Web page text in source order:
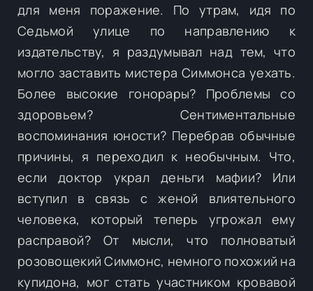
для меня поражение. По утрам, идя по
Седьмой улице по направлению к
издательству, я раздумывал над тем, что
могло заставить мистера Симмонса уехать.
Более высокие гонорары? Проблемы со
здоровьем? Сентиментальные
воспоминания юности? Перебрав обычные
причины, я переходил к необычным. Что,
если доктор украл деньги мафии? Или
вступил в связь с женой влиятельного
человека, который теперь угрожал ему
расправой? От мысли, что полноватый
розовощекий Симмонс, немного похожий на
купидона, мог стать участником кровавой